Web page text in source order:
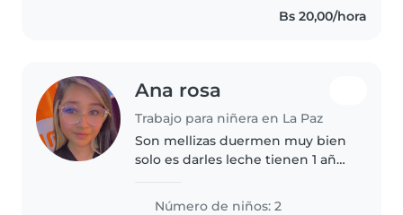
Bs 20,00/hora
Ana rosa
Trabajo para niñera en La Paz
Son mellizas duermen muy bien
solo es darles leche tienen 1 año
Número de niños: 2